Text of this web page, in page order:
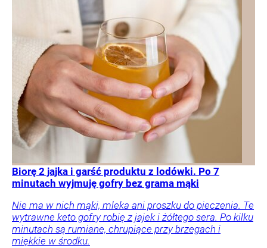
Biorę 2 jajka i garść produktu z lodówki. Po 7
minutach wyjmuję gofry bez grama mąki
Nie ma w nich mąki, mleka ani proszku do pieczenia. Te
wytrawne keto gofry robię z jajek i żółtego sera. Po kilku
minutach są rumiane, chrupiące przy brzegach i
miękkie w środku.